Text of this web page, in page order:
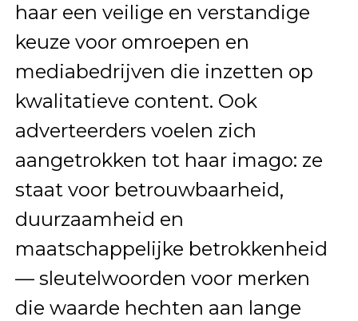
haar een veilige en verstandige
keuze voor omroepen en
mediabedrijven die inzetten op
kwalitatieve content. Ook
adverteerders voelen zich
aangetrokken tot haar imago: ze
staat voor betrouwbaarheid,
duurzaamheid en
maatschappelijke betrokkenheid
— sleutelwoorden voor merken
die waarde hechten aan lange